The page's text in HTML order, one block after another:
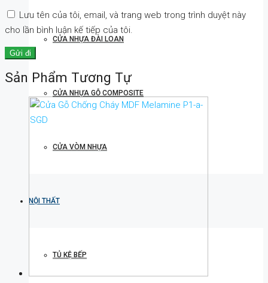
CỬA NHỰA ĐÀI LOAN
CỬA NHỰA GỖ COMPOSITE
CỬA VÒM NHỰA
NỘI THẤT
TỦ KỆ BẾP
Lưu tên của tôi, email, và trang web trong trình duyệt này
cho lần bình luận kế tiếp của tôi.
Sản Phẩm Tương Tự